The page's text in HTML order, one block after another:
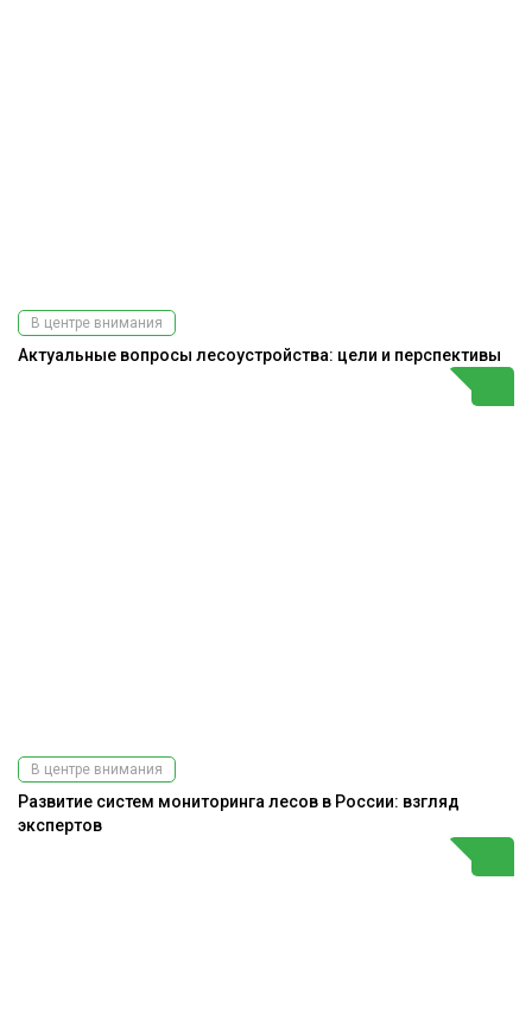
В центре внимания
Актуальные вопросы лесоустройства: цели и перспективы
В центре внимания
Развитие систем мониторинга лесов в России: взгляд
экспертов